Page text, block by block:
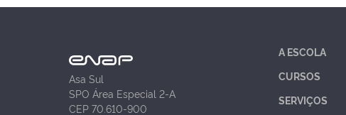
Asa Sul
SPO Área Especial 2-A
CEP 70.610-900
A ESCOLA
CURSOS
SERVIÇOS